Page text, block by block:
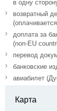
в одну
возвратный
доплата за
(non-EU
перевод
банковские
авиабилет
Карта